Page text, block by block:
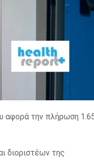
αφορά την πλήρωση
διοριστέων της